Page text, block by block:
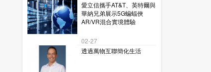
愛立信攜手AT&T、英特爾與
華納兄弟展示5G蝙蝠俠
AR/VR混合實境體驗
02-27
透過萬物互聯簡化生活